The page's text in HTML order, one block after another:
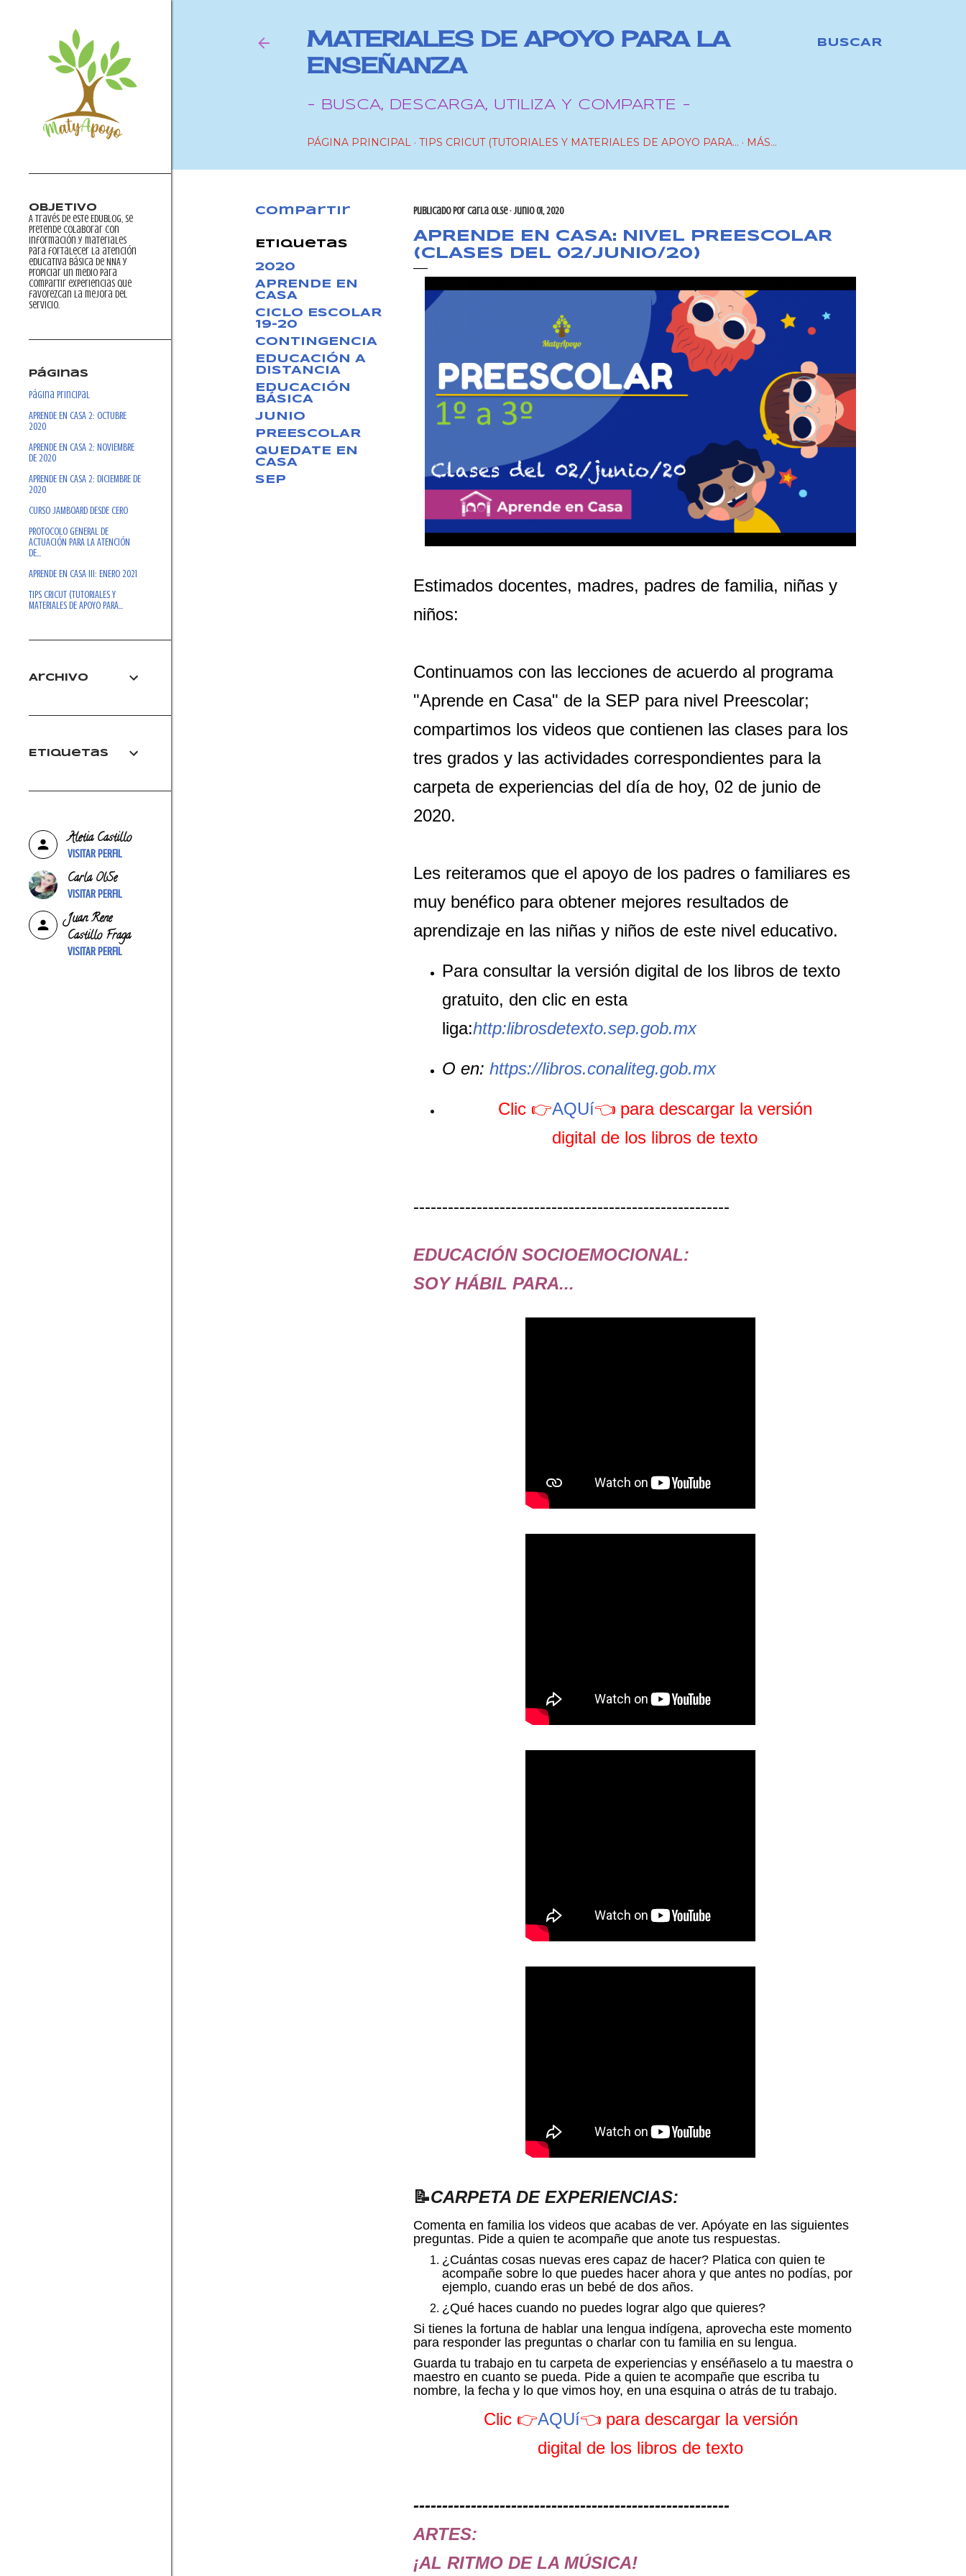
BUSCAR
MATERIALES DE APOYO PARA LA
ENSEÑANZA
- BUSCA, DESCARGA, UTILIZA Y COMPARTE -
PÁGINA PRINCIPAL TIPS CRICUT (TUTORIALES Y MATERIALES DE APOYO PARA... MÁS…
Compartir
Etiquetas
2020
APRENDE EN
CASA
CICLO ESCOLAR
19-20
CONTINGENCIA
EDUCACIÓN A
DISTANCIA
EDUCACIÓN
BÁSICA
JUNIO
PREESCOLAR
QUEDATE EN
CASA
SEP
Publicado por Carla OlSe junio 01, 2020
APRENDE EN CASA: NIVEL PREESCOLAR
(CLASES DEL 02/JUNIO/20)
Estimados docentes, madres, padres de familia, niñas y
niños:
Continuamos con las lecciones de acuerdo al programa
"Aprende en Casa" de la SEP para nivel Preescolar;
compartimos los videos que contienen las clases para los
tres grados y las actividades correspondientes para la
carpeta de experiencias del día de hoy, 02 de junio de
2020.
Les reiteramos que el apoyo de los padres o familiares es
muy benéfico para obtener mejores resultados de
aprendizaje en las niñas y niños de este nivel educativo.
Para consultar la versión digital de los libros de texto
gratuito, den clic en esta
liga:http:librosdetexto.sep.gob.mx
O en: https://libros.conaliteg.gob.mx
Clic 👉AQUí👈 para descargar la versión
digital de los libros de texto
-------------------------------------------------------
EDUCACIÓN SOCIOEMOCIONAL:
SOY HÁBIL PARA...
📝CARPETA DE EXPERIENCIAS:
Comenta en familia los videos que acabas de ver. Apóyate en las siguientes
preguntas. Pide a quien te acompañe que anote tus respuestas.
¿Cuántas cosas nuevas eres capaz de hacer? Platica con quien te
acompañe sobre lo que puedes hacer ahora y que antes no podías, por
ejemplo, cuando eras un bebé de dos años.
¿Qué haces cuando no puedes lograr algo que quieres?
Si tienes la fortuna de hablar una lengua indígena, aprovecha este momento
para responder las preguntas o charlar con tu familia en su lengua.
Guarda tu trabajo en tu carpeta de experiencias y enséñaselo a tu maestra o
maestro en cuanto se pueda. Pide a quien te acompañe que escriba tu
nombre, la fecha y lo que vimos hoy, en una esquina o atrás de tu trabajo.
Clic 👉AQUí👈 para descargar la versión
digital de los libros de texto
-------------------------------------------------------
ARTES:
¡AL RITMO DE LA MÚSICA!
OBJETIVO
A través de este EDUblog, se
pretende colaborar con
información y materiales
para fortalecer la atención
educativa básica de NNA y
propiciar un medio para
compartir experiencias que
favorezcan la mejora del
servicio.
Páginas
Página Principal
APRENDE EN CASA 2: OCTUBRE
2020
APRENDE EN CASA 2: NOVIEMBRE
DE 2020
APRENDE EN CASA 2: DICIEMBRE DE
2020
CURSO JAMBOARD DESDE CERO
PROTOCOLO GENERAL DE
ACTUACIÓN PARA LA ATENCIÓN
DE...
APRENDE EN CASA III: ENERO 2021
TIPS CRICUT (TUTORIALES Y
MATERIALES DE APOYO PARA...
Archivo
Etiquetas
Aletia Castillo
VISITAR PERFIL
Carla OlSe
VISITAR PERFIL
Juan Rene
Castillo Fraga
VISITAR PERFIL